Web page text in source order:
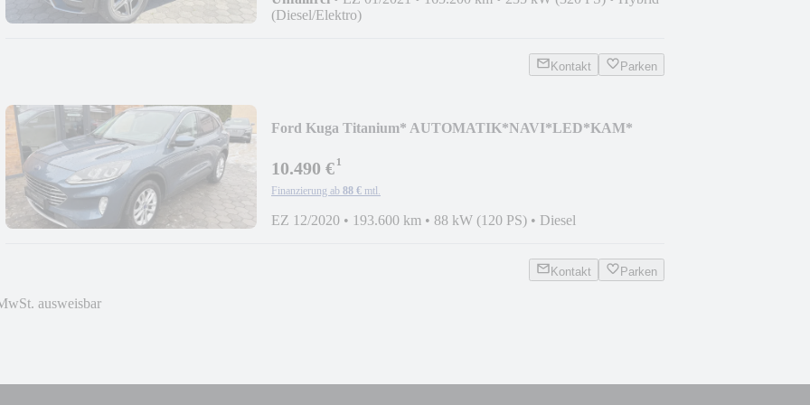
(Diesel/Elektro)
Kontakt Parken
Ford Kuga Titanium* AUTOMATIK*NAVI*LED*KAM*
10.490 €¹
Finanzierung ab 88 € mtl.
EZ 12/2020 • 193.600 km • 88 kW (120 PS) • Diesel
Kontakt Parken
ausweisbar